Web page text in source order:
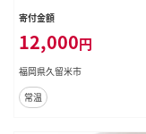
寄付金額
12,000円
福岡県久留米市
常温